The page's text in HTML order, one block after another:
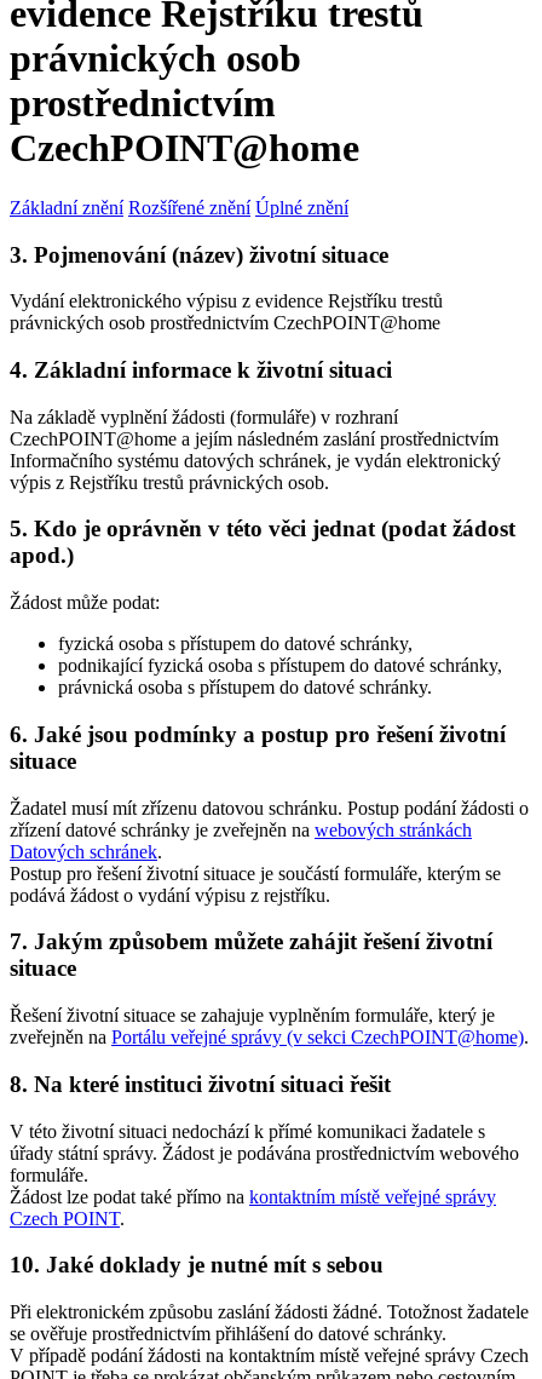
evidence Rejstříku trestů
právnických osob
prostřednictvím
CzechPOINT@home
Základní znění Rozšířené znění Úplné znění
3. Pojmenování (název) životní situace
Vydání elektronického výpisu z evidence Rejstříku trestů
právnických osob prostřednictvím CzechPOINT@home
4. Základní informace k životní situaci
Na základě vyplnění žádosti (formuláře) v rozhraní
CzechPOINT@home a jejím následném zaslání prostřednictvím
Informačního systému datových schránek, je vydán elektronický
výpis z Rejstříku trestů právnických osob.
5. Kdo je oprávněn v této věci jednat (podat žádost
apod.)
Žádost může podat:
fyzická osoba s přístupem do datové schránky,
podnikající fyzická osoba s přístupem do datové schránky,
právnická osoba s přístupem do datové schránky.
6. Jaké jsou podmínky a postup pro řešení životní
situace
Žadatel musí mít zřízenu datovou schránku. Postup podání žádosti o
zřízení datové schránky je zveřejněn na webových stránkách
Datových schránek.
Postup pro řešení životní situace je součástí formuláře, kterým se
podává žádost o vydání výpisu z rejstříku.
7. Jakým způsobem můžete zahájit řešení životní
situace
Řešení životní situace se zahajuje vyplněním formuláře, který je
zveřejněn na Portálu veřejné správy (v sekci CzechPOINT@home).
8. Na které instituci životní situaci řešit
V této životní situaci nedochází k přímé komunikaci žadatele s
úřady státní správy. Žádost je podávána prostřednictvím webového
formuláře.
Žádost lze podat také přímo na kontaktním místě veřejné správy
Czech POINT.
10. Jaké doklady je nutné mít s sebou
Při elektronickém způsobu zaslání žádosti žádné. Totožnost žadatele
se ověřuje prostřednictvím přihlášení do datové schránky.
V případě podání žádosti na kontaktním místě veřejné správy Czech